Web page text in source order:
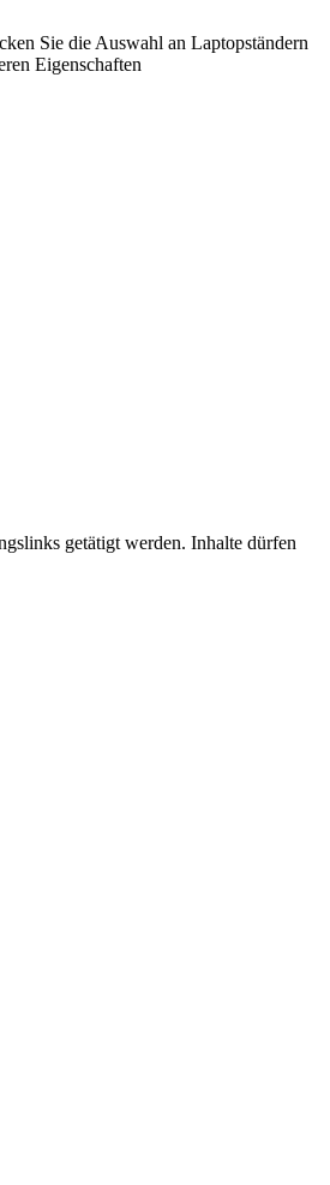
Sie die Auswahl an Laptopständern
Eigenschaften
getätigt werden. Inhalte dürfen